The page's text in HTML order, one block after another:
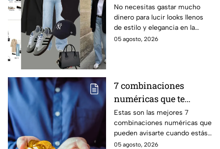
este regreso a clases
2026? Lucirás
sofisticada y elegante
con prendas básicas
No necesitas gastar mucho
dinero para lucir looks llenos
de estilo y elegancia en la
escuela, solo prendas básicas
05 agosto, 2026
7 combinaciones
numéricas que te
avisan que un milagro
económico está en
camino
Estas son las mejores 7
combinaciones numéricas que
pueden avisarte cuando estás
a punto de vivir un milagro en
05 agosto, 2026